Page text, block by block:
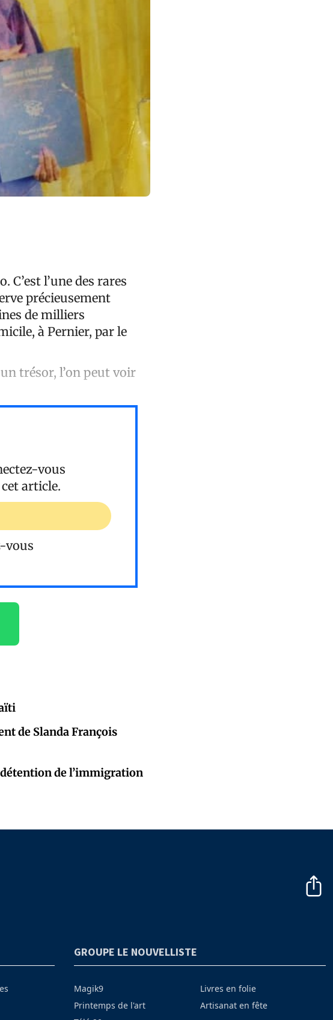
C’est l’une des rares
précieusement
de milliers
à Pernier, par le
trésor, l’on peut voir
vous
article.
vous
de Slanda François
de l’immigration
GROUPE LE NOUVELLISTE
Magik9
Printemps de l'art
Livres en folie
Artisanat en fête